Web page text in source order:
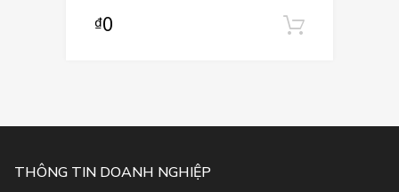
₫0
THÔNG TIN DOANH NGHIỆP